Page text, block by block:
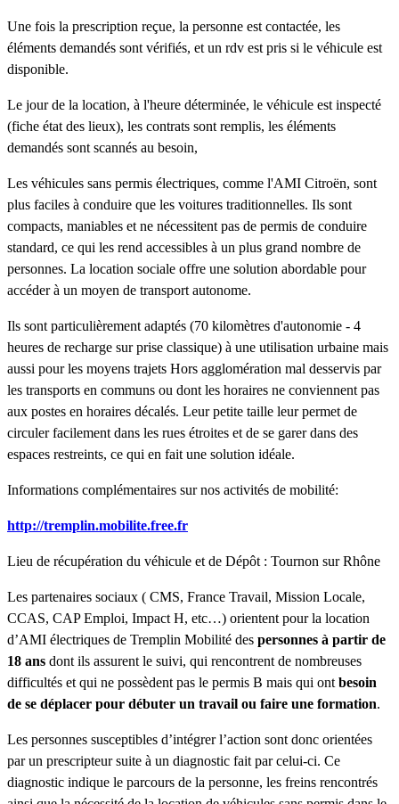
Une fois la prescription reçue, la personne est contactée, les
éléments demandés sont vérifiés, et un rdv est pris si le véhicule est
disponible.
Le jour de la location, à l'heure déterminée, le véhicule est inspecté
(fiche état des lieux), les contrats sont remplis, les éléments
demandés sont scannés au besoin,
Les véhicules sans permis électriques, comme l'AMI Citroën, sont
plus faciles à conduire que les voitures traditionnelles. Ils sont
compacts, maniables et ne nécessitent pas de permis de conduire
standard, ce qui les rend accessibles à un plus grand nombre de
personnes. La location sociale offre une solution abordable pour
accéder à un moyen de transport autonome.
Ils sont particulièrement adaptés (70 kilomètres d'autonomie - 4
heures de recharge sur prise classique) à une utilisation urbaine mais
aussi pour les moyens trajets Hors agglomération mal desservis par
les transports en communs ou dont les horaires ne conviennent pas
aux postes en horaires décalés. Leur petite taille leur permet de
circuler facilement dans les rues étroites et de se garer dans des
espaces restreints, ce qui en fait une solution idéale.
Informations complémentaires sur nos activités de mobilité:
http://tremplin.mobilite.free.fr
Lieu de récupération du véhicule et de Dépôt : Tournon sur Rhône
Les partenaires sociaux ( CMS, France Travail, Mission Locale,
CCAS, CAP Emploi, Impact H, etc…) orientent pour la location
d’AMI électriques de Tremplin Mobilité des personnes à partir de
18 ans dont ils assurent le suivi, qui rencontrent de nombreuses
difficultés et qui ne possèdent pas le permis B mais qui ont besoin
de se déplacer pour débuter un travail ou faire une formation.
Les personnes susceptibles d’intégrer l’action sont donc orientées
par un prescripteur suite à un diagnostic fait par celui-ci. Ce
diagnostic indique le parcours de la personne, les freins rencontrés